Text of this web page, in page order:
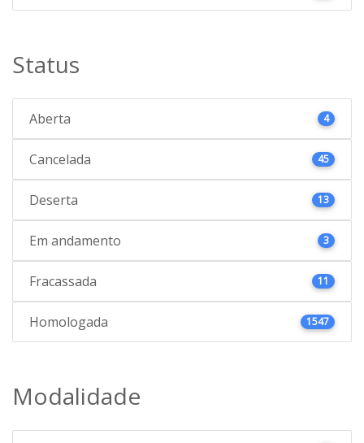
Status
Aberta 4
Cancelada 45
Deserta 13
Em andamento 3
Fracassada 11
Homologada 1547
Modalidade